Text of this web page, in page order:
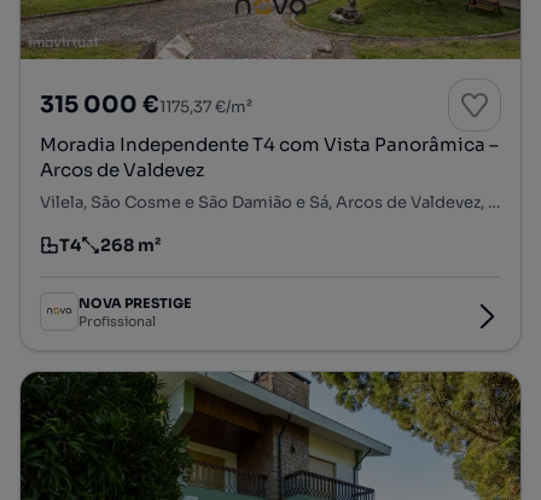
315 000 €1175,37 €/m²
Moradia Independente T4 com Vista Panorâmica –
Arcos de Valdevez
Vilela, São Cosme e São Damião e Sá, Arcos de Valdevez, Viana do Castelo
Tipologia
T4
Preço por metro quadrado
268 m²
NOVA PRESTIGE
Profissional